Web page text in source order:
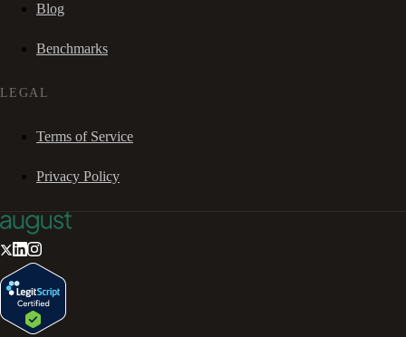
Blog
Benchmarks
LEGAL
Terms of Service
Privacy Policy